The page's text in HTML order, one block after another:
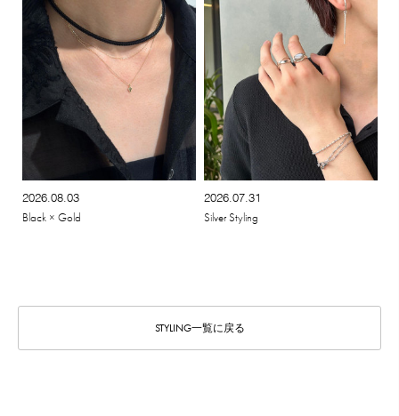
2026.08.03
Black × Gold
2026.07.31
Silver Styling
STYLING一覧に戻る